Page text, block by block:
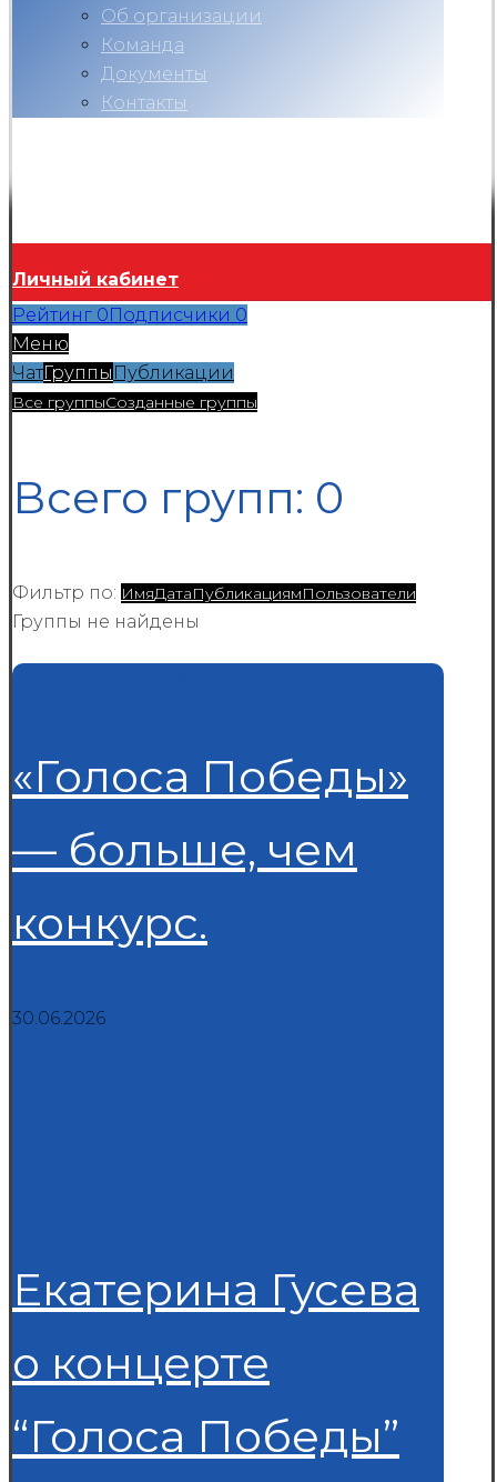
Об организации
Команда
Документы
Контакты
Личный кабинет
Рейтинг 0Подписчики 0
Меню
ЧатГруппы Публикации
Все группыСозданные группы
Всего групп: 0
Фильтр по: ИмяДатаПубликациямПользователи
Группы не найдены
Последние новости
«Голоса Победы»
— больше, чем
конкурс.
30.06.2026
Екатерина Гусева
о концерте
“Голоса Победы”